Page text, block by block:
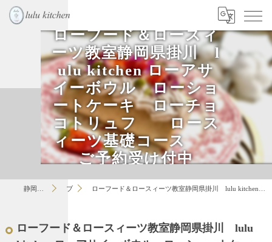
ローフード＆ロースィ
ーツ教室静岡県掛川 l
ulu kitchen ローアサ
イーボウル ローショ
ートケーキ ローチョ
コトリュフ ロース
ィーツ基礎コース
ご予約受け付中
ブログ ローフード＆ロースィーツ教室静岡県掛川 lulu kitchen ローアサイーボウル ローショートケーキ ローチョコトリュフ ロースィーツ基礎コース ご予約受け付中
ローフード＆ロースィーツ教室静岡県掛川 lulu